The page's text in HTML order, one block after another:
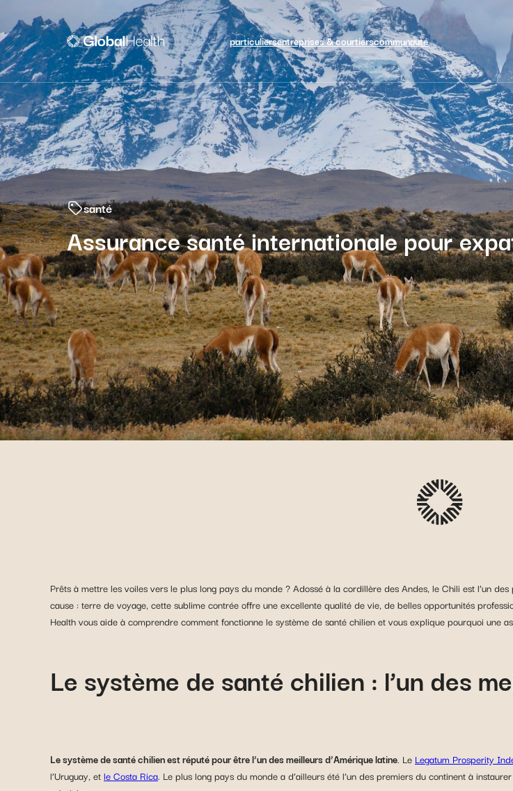
particuliersentreprises & courtierscommunauté
santé
Assurance santé internationale pour
Prêts à mettre les voiles vers le plus long pays du monde ? Adossé à la cordillère des Andes, le Chili est l’un
cause : terre de voyage, cette sublime contrée offre une excellente qualité de vie, de belles opportunités
Health vous aide à comprendre comment fonctionne le système de santé chilien et vous explique pourquoi une
Le système de santé chilien : l’un des
Le système de santé chilien est réputé pour être l’un des meilleurs d’Amérique latine. Le Legatum Prosperity
l’Uruguay, etle Costa Rica. Le plus long pays du monde a d’ailleurs été l’un des premiers du continent à